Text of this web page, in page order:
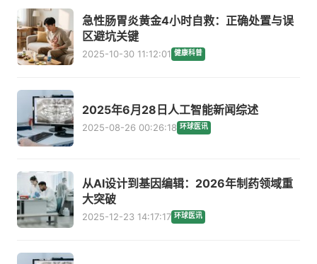
急性肠胃炎黄金4小时自救：正确处置与误
区避坑关键
2025-10-30 11:12:01 健康科普
2025年6月28日人工智能新闻综述
2025-08-26 00:26:18 环球医讯
从AI设计到基因编辑：2026年制药领域重
大突破
2025-12-23 14:17:17 环球医讯